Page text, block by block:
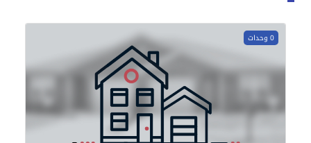
0 وحدات